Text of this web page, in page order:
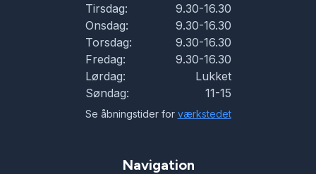
Tirsdag:
9.30-16.30
Onsdag:
9.30-16.30
Torsdag:
9.30-16.30
Fredag:
9.30-16.30
Lørdag:
Lukket
Søndag:
11-15
Se åbningstider for værkstedet
Navigation